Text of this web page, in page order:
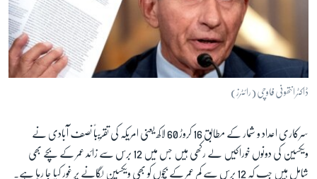
ڈاکٹر انتھونی فاوچی (رائٹرز)
سرکاری اعداد و شمار کے مطابق 16 کروڑ 60 لاکھ یعنی امریکہ کی تقریباً نصف آبادی نے
ویکسین کی دونوں خوراکیں لے رکھی ہیں جس میں 12 برس سے زائد عمر کے بچے بھی
شامل ہیں جب کہ 12 برس سے کم عمر کے بچوں کو بھی ویکسین لگانے پر غور کیا جا رہا ہے۔